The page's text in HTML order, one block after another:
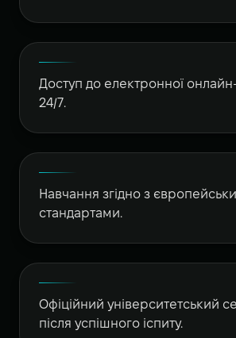
Доступ до електронної
24/7.
Навчання згідно з
стандартами.
Офіційний університетський
після успішного іспиту.